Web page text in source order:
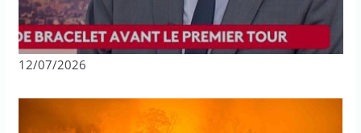
12/07/2026